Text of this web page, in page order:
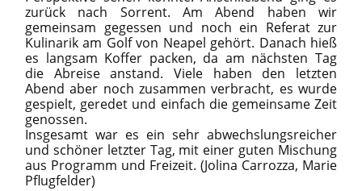
zurück nach Sorrent. Am Abend haben wir
gemeinsam gegessen und noch ein Referat zur
Kulinarik am Golf von Neapel gehört. Danach hieß
es langsam Koffer packen, da am nächsten Tag
die Abreise anstand. Viele haben den letzten
Abend aber noch zusammen verbracht, es wurde
gespielt, geredet und einfach die gemeinsame Zeit
genossen.
Insgesamt war es ein sehr abwechslungsreicher
und schöner letzter Tag, mit einer guten Mischung
aus Programm und Freizeit. (Jolina Carrozza, Marie
Pflugfelder)